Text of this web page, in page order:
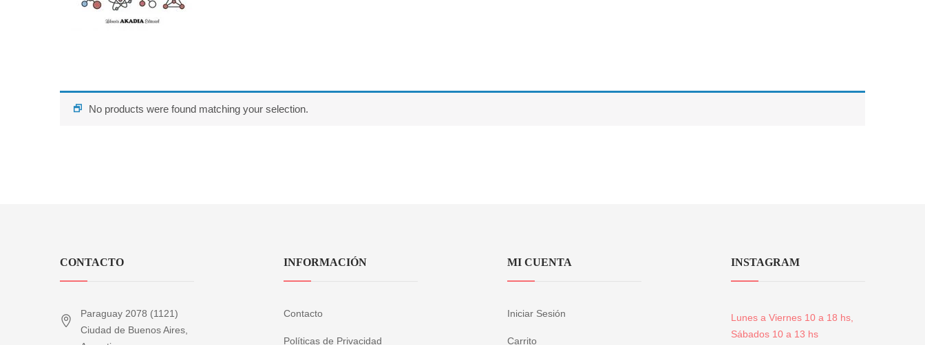
No products were found matching your selection.
CONTACTO
Paraguay 2078 (1121)
Ciudad de Buenos Aires,
INFORMACIÓN
Contacto
Políticas de Privacidad
MI CUENTA
Iniciar Sesión
Carrito
INSTAGRAM
Lunes a Viernes 10 a 18 hs,
Sábados 10 a 13 hs